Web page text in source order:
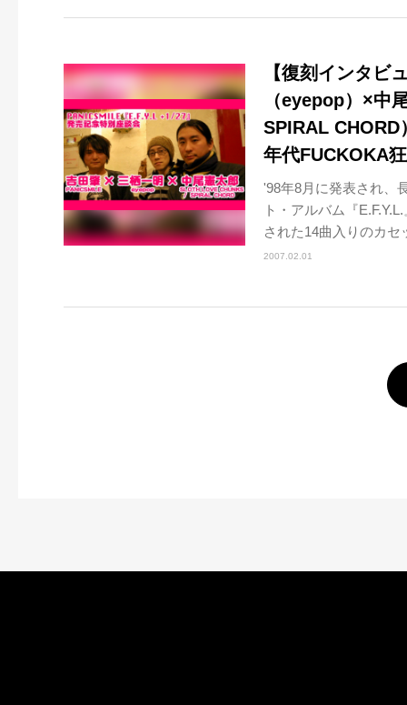
【復刻インタビ
（eyepop）×中
SPIRAL CHORD
年代FUCKOKA
'98年8月に発表され、
ト・アルバム『
された14曲入りのカセ
2007.02.01